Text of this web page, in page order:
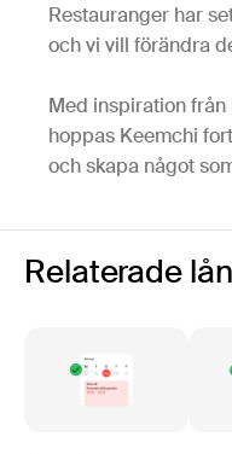
Restauranger har
och vi vill förändra
Med inspiration
hoppas Keemchi
och skapa något
Relaterade